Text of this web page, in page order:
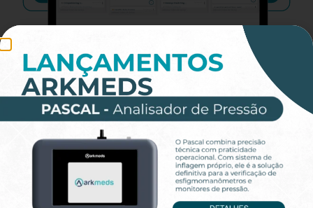
Vea cómo los Analizadores de Alta
Precisión integran su operación
Quiénes Somos
Desde 2015, Arkmeds ha transformado la gestión de